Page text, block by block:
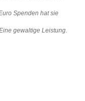
Spenden hat sie
gewaltige Leistung.